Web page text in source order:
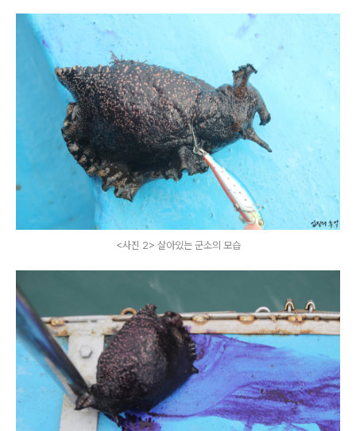
<사진 2> 살아있는 군소의 모습